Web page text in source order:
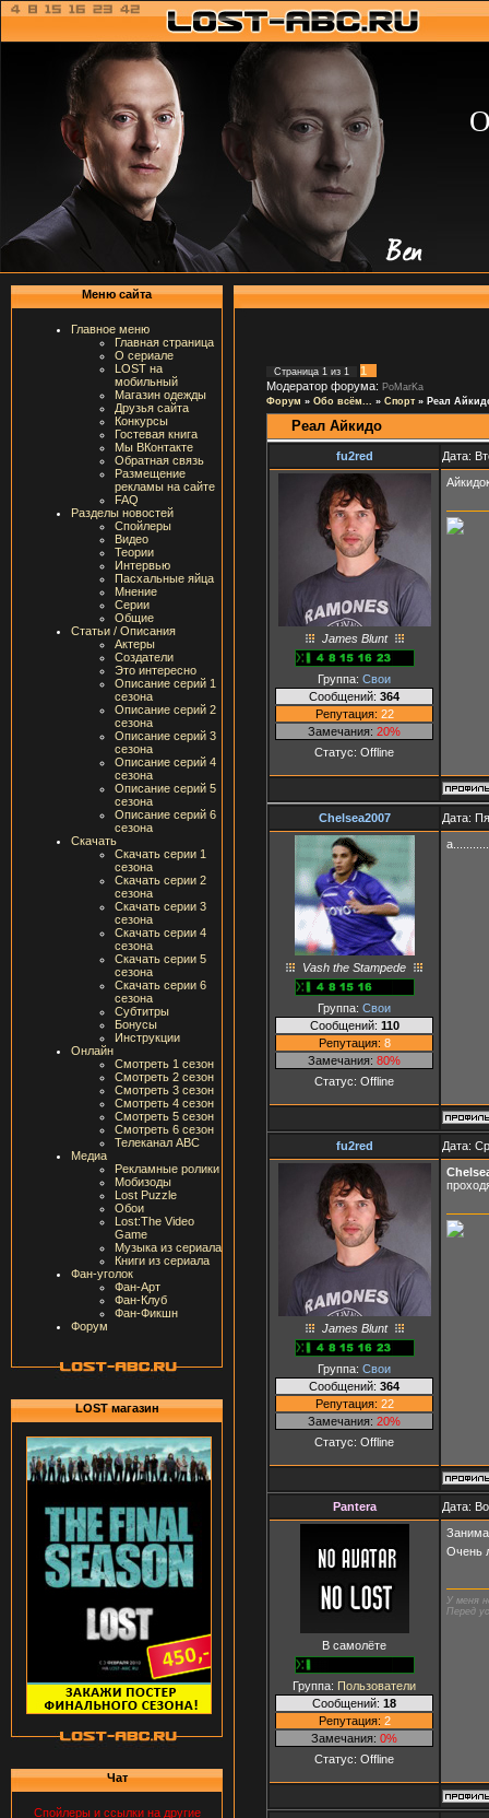
Меню сайта
Главное меню
Главная страница
О сериале
LOST на
мобильный
Магазин одежды
Друзья сайта
Конкурсы
Гостевая книга
Мы ВКонтакте
Обратная связь
Размещение
рекламы на сайте
FAQ
Разделы новостей
Спойлеры
Видео
Теории
Интервью
Пасхальные яйца
Мнение
Серии
Общие
Статьи / Описания
Актеры
Создатели
Это интересно
Описание серий 1
сезона
Описание серий 2
сезона
Описание серий 3
сезона
Описание серий 4
сезона
Описание серий 5
сезона
Описание серий 6
сезона
Скачать
Скачать серии 1
сезона
Скачать серии 2
сезона
Скачать серии 3
сезона
Скачать серии 4
сезона
Скачать серии 5
сезона
Скачать серии 6
сезона
Субтитры
Бонусы
Инструкции
Онлайн
Смотреть 1 сезон
Смотреть 2 сезон
Смотреть 3 сезон
Смотреть 4 сезон
Смотреть 5 сезон
Смотреть 6 сезон
Телеканал ABC
Медиа
Рекламные ролики
Мобизоды
Lost Puzzle
Обои
Lost:The Video
Game
Музыка из сериала
Книги из сериала
Фан-уголок
Фан-Арт
Фан-Клуб
Фан-Фикшн
Форум
LOST магазин
Чат
Спойлеры и ссылки на другие
Страница 1 из 1
1
Модератор форума: PoMarKa
Форум » Обо всём... » Спорт » Реал
Реал Айкидо
fu2red Дата:
James Blunt
Группа: Свои
Сообщений: 364
Репутация: 22
Замечания: 20%
Статус: Offline
Chelsea2007 Дата:
Vash the Stampede
Группа: Свои
Сообщений: 110
Репутация: 8
Замечания: 80%
Статус: Offline
fu2red Дата:
James Blunt
Группа: Свои
Сообщений: 364
Репутация: 22
Замечания: 20%
Статус: Offline
Pantera Дата:
В самолёте
Группа: Пользователи
Сообщений: 18
Репутация: 2
Замечания: 0%
Статус: Offline
Очень
У меня
Перед